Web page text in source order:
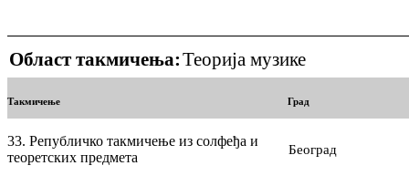
Област такмичења:Теорија музике
Такмичење Град
33. Републичко такмичење из солфеђа и
теоретских предмета
Београд